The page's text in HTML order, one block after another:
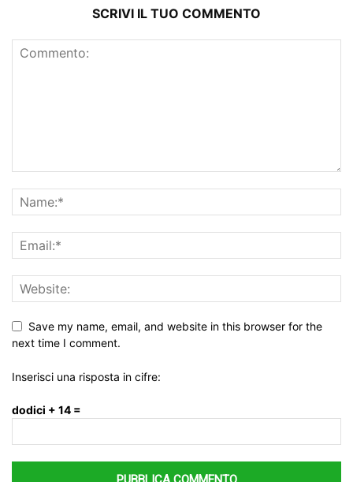
SCRIVI IL TUO COMMENTO
Save my name, email, and website in this browser for the
next time I comment.
Inserisci una risposta in cifre:
dodici + 14 =